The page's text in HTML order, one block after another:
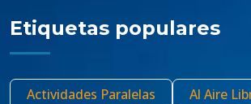
Etiquetas populares
Actividades Paralelas
Al Aire